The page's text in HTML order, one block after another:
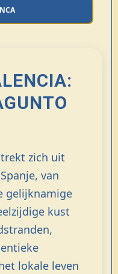
zich uit
van
gelijknamige
kust
lokale leven